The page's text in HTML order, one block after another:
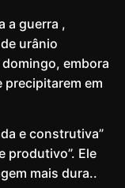
a guerra ,
urânio
embora
precipitarem em
e construtiva”
produtivo”. Ele
mais dura..